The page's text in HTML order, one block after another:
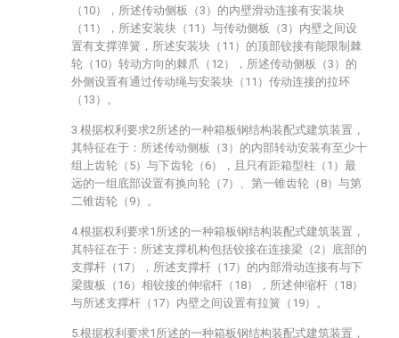
（10），所述传动侧板（3）的内壁滑动连接有安装块
（11），所述安装块（11）与传动侧板（3）内壁之间设
置有支撑弹簧，所述安装块（11）的顶部铰接有能限制棘
轮（10）转动方向的棘爪（12），所述传动侧板（3）的
外侧设置有通过传动绳与安装块（11）传动连接的拉环
（13）。
3.根据权利要求2所述的一种箱板钢结构装配式建筑装置，
其特征在于：所述传动侧板（3）的内部转动安装有至少十
组上齿轮（5）与下齿轮（6），且只有距箱型柱（1）最
远的一组底部设置有换向轮（7）、第一锥齿轮（8）与第
二锥齿轮（9）。
4.根据权利要求1所述的一种箱板钢结构装配式建筑装置，
其特征在于：所述支撑机构包括铰接在连接梁（2）底部的
支撑杆（17），所述支撑杆（17）的内部滑动连接有与下
梁腹板（16）相铰接的伸缩杆（18），所述伸缩杆（18）
与所述支撑杆（17）内壁之间设置有拉簧（19）。
5.根据权利要求1所述的一种箱板钢结构装配式建筑装置，